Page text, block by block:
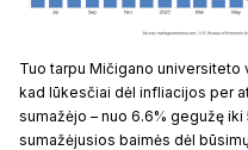
Tuo tarpu Mičigano universiteto
kad lūkesčiai dėl infliacijos per
sumažėjo – nuo 6.6% gegužę
sumažėjusios baimės dėl